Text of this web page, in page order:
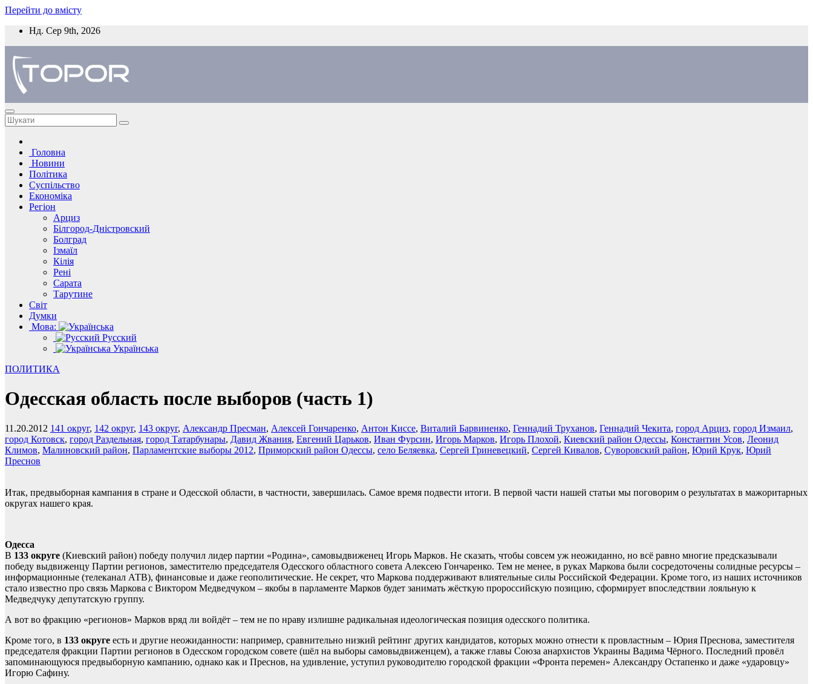
Перейти до вмісту
Нд. Сер 9th, 2026
Головна
Новини
Політика
Суспільство
Економіка
Регіон
Арциз
Білгород-Дністровский
Болград
Ізмаїл
Кілія
Рені
Сарата
Тарутине
Світ
Думки
Мова:
Русский
Українська
ПОЛИТИКА
Одесская область после выборов (часть 1)
11.20.2012 141 округ, 142 округ, 143 округ, Александр Пресман, Алексей Гончаренко, Антон Киссе, Виталий Барвиненко, Геннадий Труханов, Геннадий Чекита, город Арциз, город Измаил,
город Котовск, город Раздельная, город Татарбунары, Давид Жвания, Евгений Царьков, Иван Фурсин, Игорь Марков, Игорь Плохой, Киевский район Одессы, Константин Усов, Леонид
Климов, Малиновский район, Парламентские выборы 2012, Приморский район Одессы, село Беляевка, Сергей Гриневецкий, Сергей Кивалов, Суворовский район, Юрий Крук, Юрий
Преснов
Итак, предвыборная кампания в стране и Одесской области, в частности, завершилась. Самое время подвести итоги. В первой части нашей статьи мы поговорим о результатах в мажоритарных
округах нашего края.
Одесса
В 133 округе (Киевский район) победу получил лидер партии «Родина», самовыдвиженец Игорь Марков. Не сказать, чтобы совсем уж неожиданно, но всё равно многие предсказывали
победу выдвиженцу Партии регионов, заместителю председателя Одесского областного совета Алексею Гончаренко. Тем не менее, в руках Маркова были сосредоточены солидные ресурсы –
информационные (телеканал АТВ), финансовые и даже геополитические. Не секрет, что Маркова поддерживают влиятельные силы Российской Федерации. Кроме того, из наших источников
стало известно про связь Маркова с Виктором Медведчуком – якобы в парламенте Марков будет занимать жёсткую пророссийскую позицию, сформирует впоследствии лояльную к
Медведчуку депутатскую группу.
А вот во фракцию «регионов» Марков вряд ли войдёт – тем не по нраву излишне радикальная идеологическая позиция одесского политика.
Кроме того, в 133 округе есть и другие неожиданности: например, сравнительно низкий рейтинг других кандидатов, которых можно отнести к провластным – Юрия Преснова, заместителя
председателя фракции Партии регионов в Одесском городском совете (шёл на выборы самовыдвиженцем), а также главы Союза анархистов Украины Вадима Чёрного. Последний провёл
запоминающуюся предвыборную кампанию, однако как и Преснов, на удивление, уступил руководителю городской фракции «Фронта перемен» Александру Остапенко и даже «ударовцу»
Игорю Сафину.